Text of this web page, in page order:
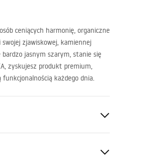
ceniących harmonię, organiczne
zjawiskowej, kamiennej
jasnym szarym, stanie się
, zyskujesz produkt premium,
każdego dnia.